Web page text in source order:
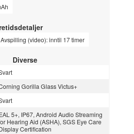
Avspilling (video): inntil 17 timer
Diverse
Gorilla Glass Victus+
5+, IP67, Android Audio Streaming
Hearing Aid (ASHA), SGS Eye Care
Certification